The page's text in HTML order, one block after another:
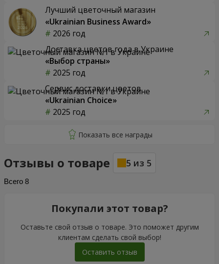
Лучший цветочный магазин
«Ukrainian Business Award»
2026 год
Доставка цветов года в Украине
«Выбор страны»
2025 год
Сервис доставки цветов
«Ukrainian Choice»
2025 год
Отзывы о товаре 5 из 5
Всего 8
Покупали этот товар?
Оставьте свой отзыв о товаре. Это поможет другим
клиентам сделать свой выбор!
Оставить отзыв